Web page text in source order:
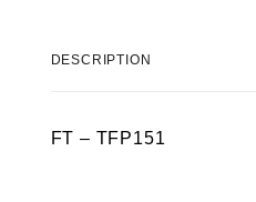
DESCRIPTION
FT – TFP151